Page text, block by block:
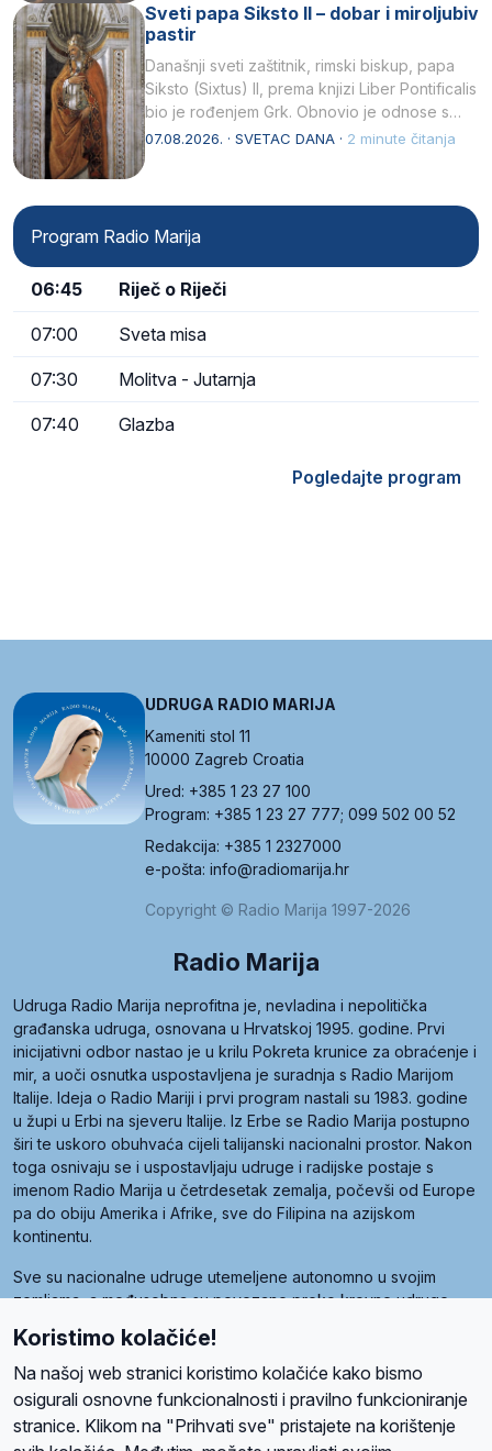
Sveti papa Siksto II – dobar i miroljubiv
pastir
Današnji sveti zaštitnik, rimski biskup, papa
Siksto (Sixtus) II, prema knjizi Liber Pontificalis
bio je rođenjem Grk. Obnovio je odnose s
afričkim…
07.08.2026. · SVETAC DANA · 2 minute čitanja
Program Radio Marija
06:45 Riječ o Riječi
07:00 Sveta misa
07:30 Molitva - Jutarnja
07:40 Glazba
Pogledajte program
UDRUGA RADIO MARIJA
Kameniti stol 11
10000 Zagreb Croatia
Ured: +385 1 23 27 100
Program: +385 1 23 27 777; 099 502 00 52
Redakcija: +385 1 2327000
e-pošta: info@radiomarija.hr
Copyright © Radio Marija 1997-2026
Radio Marija
Udruga Radio Marija neprofitna je, nevladina i nepolitička
građanska udruga, osnovana u Hrvatskoj 1995. godine. Prvi
inicijativni odbor nastao je u krilu Pokreta krunice za obraćenje i
mir, a uoči osnutka uspostavljena je suradnja s Radio Marijom
Italije. Ideja o Radio Mariji i prvi program nastali su 1983. godine
u župi u Erbi na sjeveru Italije. Iz Erbe se Radio Marija postupno
širi te uskoro obuhvaća cijeli talijanski nacionalni prostor. Nakon
toga osnivaju se i uspostavljaju udruge i radijske postaje s
imenom Radio Marija u četrdesetak zemalja, počevši od Europe
pa do obiju Amerika i Afrike, sve do Filipina na azijskom
kontinentu.
Sve su nacionalne udruge utemeljene autonomno u svojim
zemljama, a međusobna su povezane preko krovne udruge
Radio Maria). Svjetsku obitelj utemeljilo je sedam članica, među
kojima je i hrvatska Udruga Radio Marija.
Koristimo kolačiće!
Na našoj web stranici koristimo kolačiće kako bismo
osigurali osnovne funkcionalnosti i pravilno funkcioniranje
stranice. Klikom na "Prihvati sve" pristajete na korištenje